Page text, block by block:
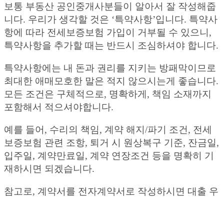
보통 부동산 공인중개사분들이 알아서 잘 작성해줍
니다. 우리가 생각할 것은 ‘특약사항’입니다. 특약사
항에 따라 전세보증보험 가입이 거부될 수 있으니,
특약사항을 추가할 때는 반드시 조심하셔야 합니다.
특약사항에는 내 돈과 권리를 지키는 방패막이므로
최대한 애매모호한 말은 적지 않으시는게 좋습니다.
모든 조건은 구체적으로, 명확하게, 책임 소재까지
포함해서 적으셔야합니다.
예를 들어, 수리의 책임, 계약 해지/파기 조건, 전세
보증보험 관련 조항, 퇴거 시 원상복구 기준, 잔금일,
입주일, 계약만료일, 계약 연장조건 등을 명확히 기
재하시면 되겠습니다.
참고로, 계약서를 전자계약서로 작성하시면 대출 우